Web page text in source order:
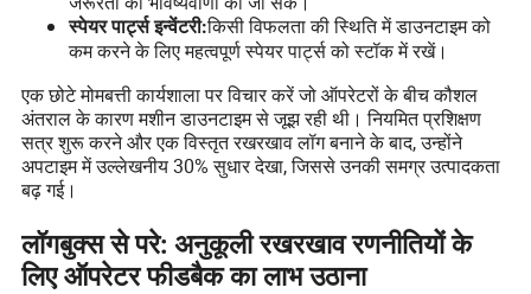
स्पेयर पार्ट्स इन्वेंटरी:किसी विफलता की स्थिति में डाउनटाइम को
कम करने के लिए महत्वपूर्ण स्पेयर पार्ट्स को स्टॉक में रखें।
एक छोटे मोमबत्ती कार्यशाला पर विचार करें जो ऑपरेटरों के बीच कौशल
अंतराल के कारण मशीन डाउनटाइम से जूझ रही थी। नियमित प्रशिक्षण
सत्र शुरू करने और एक विस्तृत रखरखाव लॉग बनाने के बाद, उन्होंने
अपटाइम में उल्लेखनीय 30% सुधार देखा, जिससे उनकी समग्र उत्पादकता
बढ़ गई।
लॉगबुक्स से परे: अनुकूली रखरखाव रणनीतियों के
लिए ऑपरेटर फीडबैक का लाभ उठाना